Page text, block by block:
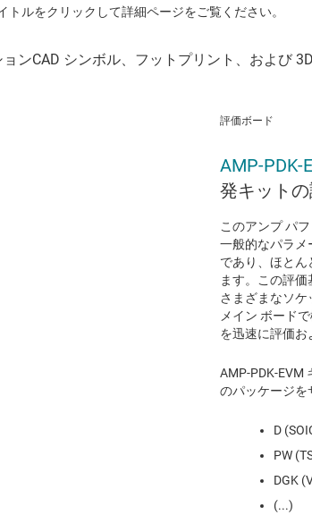
ルをクリックして詳細ページをご覧ください。
評価ボード
AMP-PDK-
発キット
このアンプ パ
一般的なパラメ
であり、ほとん
ます。この評価
さまざまなソケ
メイン ボード
を迅速に評価お
AMP-PDK-EVM
のパッケージを
D
PW
DGK
(...)